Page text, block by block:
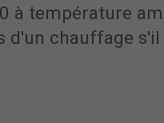
à température
d'un chauffage